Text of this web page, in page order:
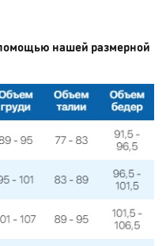
нашей размерной